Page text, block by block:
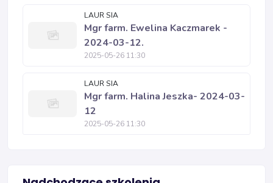
LAUR SIA
Mgr farm. Ewelina Kaczmarek -
2024-03-12.
2025-05-26 11:30
LAUR SIA
Mgr farm. Halina Jeszka- 2024-03-
12
2025-05-26 11:30